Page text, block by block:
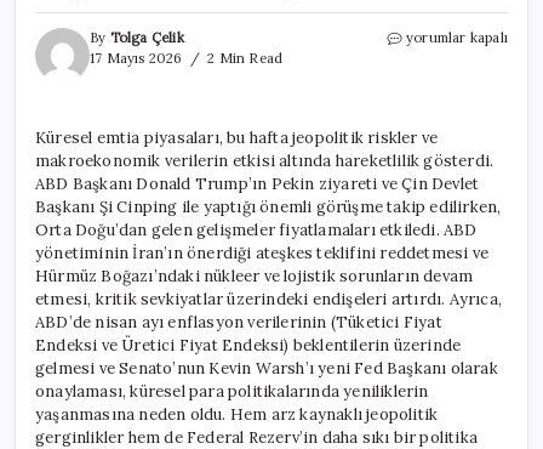
By Tolga Çelik
17 Mayıs 2026
2 Min Read
Emtia
Enerji
Fiyatlarını
Artırdı,
ABD
Enflasyonu
Altın
ve
Diğer
Değerli
Metalleri
Düşürdü!
için
yorumlar kapalı
Küresel emtia piyasaları, bu hafta jeopolitik riskler ve
makroekonomik verilerin etkisi altında hareketlilik gösterdi.
ABD Başkanı Donald Trump’ın Pekin ziyareti ve Çin Devlet
Başkanı Şi Cinping ile yaptığı önemli görüşme takip edilirken,
Orta Doğu’dan gelen gelişmeler fiyatlamaları etkiledi. ABD
yönetiminin İran’ın önerdiği ateşkes teklifini reddetmesi ve
Hürmüz Boğazı’ndaki nükleer ve lojistik sorunların devam
etmesi, kritik sevkiyatlar üzerindeki endişeleri artırdı. Ayrıca,
ABD’de nisan ayı enflasyon verilerinin (Tüketici Fiyat
Endeksi ve Üretici Fiyat Endeksi) beklentilerin üzerinde
gelmesi ve Senato’nun Kevin Warsh’ı yeni Fed Başkanı olarak
onaylaması, küresel para politikalarında yeniliklerin
yaşanmasına neden oldu. Hem arz kaynaklı jeopolitik
gerginlikler hem de Federal Rezerv’in daha sıkı bir politika